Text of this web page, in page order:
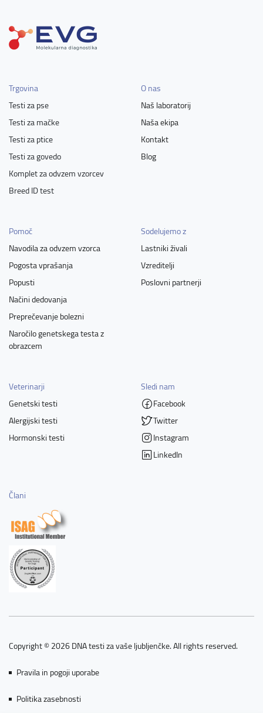
Trgovina
Testi za pse
Testi za mačke
Testi za ptice
Testi za govedo
Komplet za odvzem vzorcev
Breed ID test
O nas
Naš laboratorij
Naša ekipa
Kontakt
Blog
Pomoč
Navodila za odvzem vzorca
Pogosta vprašanja
Popusti
Načini dedovanja
Preprečevanje bolezni
Naročilo genetskega testa z
obrazcem
Sodelujemo z
Lastniki živali
Vzreditelji
Poslovni partnerji
Veterinarji
Genetski testi
Alergijski testi
Hormonski testi
Sledi nam
Facebook
Twitter
Instagram
LinkedIn
Člani
Copyright © 2026 DNA testi za vaše ljubljenčke. All rights reserved.
Pravila in pogoji uporabe
Politika zasebnosti